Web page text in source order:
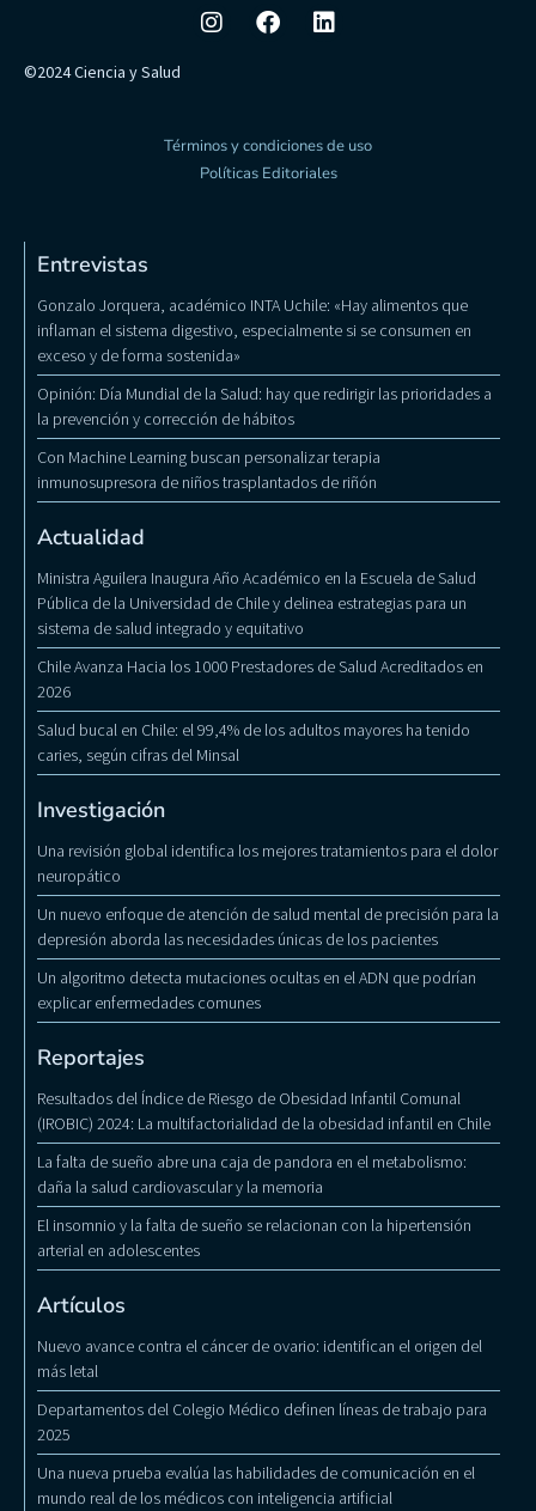
©2024 Ciencia y Salud
Términos y condiciones de uso
Políticas Editoriales
Entrevistas
Gonzalo Jorquera, académico INTA Uchile: «Hay alimentos que
inflaman el sistema digestivo, especialmente si se consumen en
exceso y de forma sostenida»
Opinión: Día Mundial de la Salud: hay que redirigir las prioridades a
la prevención y corrección de hábitos
Con Machine Learning buscan personalizar terapia
inmunosupresora de niños trasplantados de riñón
Actualidad
Ministra Aguilera Inaugura Año Académico en la Escuela de Salud
Pública de la Universidad de Chile y delinea estrategias para un
sistema de salud integrado y equitativo
Chile Avanza Hacia los 1000 Prestadores de Salud Acreditados en
2026
Salud bucal en Chile: el 99,4% de los adultos mayores ha tenido
caries, según cifras del Minsal
Investigación
Una revisión global identifica los mejores tratamientos para el dolor
neuropático
Un nuevo enfoque de atención de salud mental de precisión para la
depresión aborda las necesidades únicas de los pacientes
Un algoritmo detecta mutaciones ocultas en el ADN que podrían
explicar enfermedades comunes
Reportajes
Resultados del Índice de Riesgo de Obesidad Infantil Comunal
(IROBIC) 2024: La multifactorialidad de la obesidad infantil en Chile
La falta de sueño abre una caja de pandora en el metabolismo:
daña la salud cardiovascular y la memoria
El insomnio y la falta de sueño se relacionan con la hipertensión
arterial en adolescentes
Artículos
Nuevo avance contra el cáncer de ovario: identifican el origen del
más letal
Departamentos del Colegio Médico definen líneas de trabajo para
2025
Una nueva prueba evalúa las habilidades de comunicación en el
mundo real de los médicos con inteligencia artificial